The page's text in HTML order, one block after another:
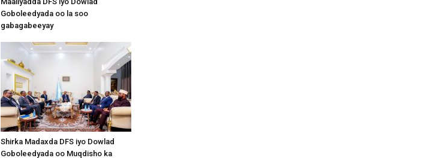
Goboleedyada oo la soo
gabagabeeyay
Shirka Madaxda DFS iyo Dowlad
Goboleedyada oo Muqdisho ka